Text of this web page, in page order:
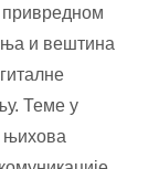
и вештина
Теме у
њихова